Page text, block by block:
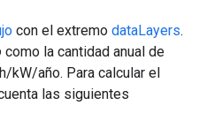
con el extremo dataLayers.
como la cantidad anual de
kW/año. Para calcular el
las siguientes